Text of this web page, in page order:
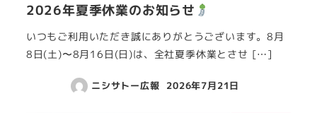
2026年夏季休業のお知らせ
いつもご利用いただき誠にありがとうございます。8月
8日(土)〜8月16日(日)は、全社夏季休業とさせ […]
ニシサトー広報 2026年7月21日